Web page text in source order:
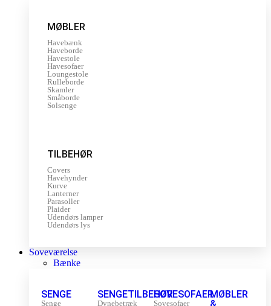
MØBLER
Havebænk
Haveborde
Havestole
Havesofaer
Loungestole
Rulleborde
Skamler
Småborde
Solsenge
TILBEHØR
Covers
Havehynder
Kurve
Lanterner
Parasoller
Plaider
Udendørs lamper
Udendørs lys
Soveværelse
Bænke
SENGE
Senge
SENGETILBEHØR
Dynebetræk
SOVESOFAER
Sovesofaer
MØBLER